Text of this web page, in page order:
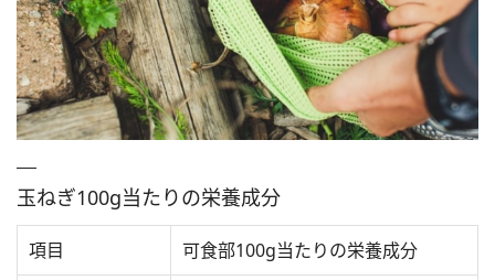
玉ねぎ100g当たりの栄養成分
項目 可食部100g当たりの栄養成分